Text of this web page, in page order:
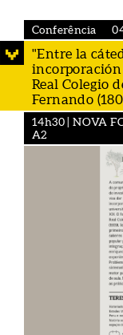
Conferência
"Entre la
incorporación
Real Colegio
Fernando
14h30 | NOVA
A2